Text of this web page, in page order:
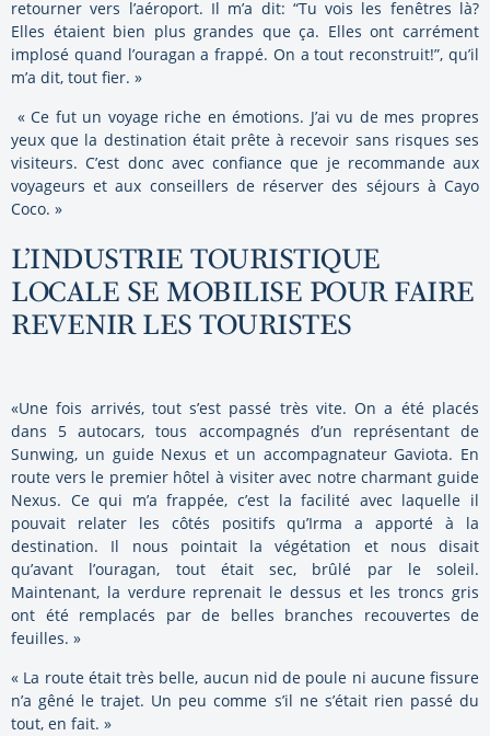
retourner vers l’aéroport. Il m’a dit: “Tu vois les fenêtres là?
Elles étaient bien plus grandes que ça. Elles ont carrément
implosé quand l’ouragan a frappé. On a tout reconstruit!”, qu’il
m’a dit, tout fier. »
« Ce fut un voyage riche en émotions. J’ai vu de mes propres
yeux que la destination était prête à recevoir sans risques ses
visiteurs. C’est donc avec confiance que je recommande aux
voyageurs et aux conseillers de réserver des séjours à Cayo
Coco. »
L’INDUSTRIE TOURISTIQUE
LOCALE SE MOBILISE POUR FAIRE
REVENIR LES TOURISTES
«Une fois arrivés, tout s’est passé très vite. On a été placés
dans 5 autocars, tous accompagnés d’un représentant de
Sunwing, un guide Nexus et un accompagnateur Gaviota. En
route vers le premier hôtel à visiter avec notre charmant guide
Nexus. Ce qui m’a frappée, c’est la facilité avec laquelle il
pouvait relater les côtés positifs qu’Irma a apporté à la
destination. Il nous pointait la végétation et nous disait
qu’avant l’ouragan, tout était sec, brûlé par le soleil.
Maintenant, la verdure reprenait le dessus et les troncs gris
ont été remplacés par de belles branches recouvertes de
feuilles. »
« La route était très belle, aucun nid de poule ni aucune fissure
n’a gêné le trajet. Un peu comme s’il ne s’était rien passé du
tout, en fait. »